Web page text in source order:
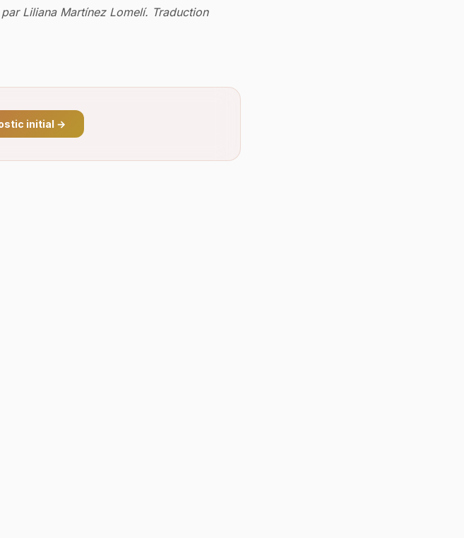
Liliana Martínez Lomelí. Traduction
initial →